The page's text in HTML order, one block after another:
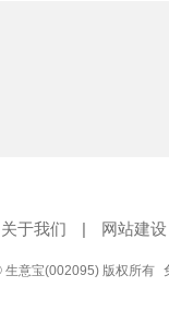
关于我们 | 网站建设
生意宝(002095) 版权所有